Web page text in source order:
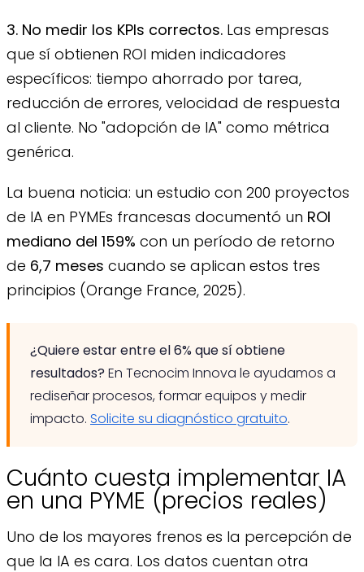
3. No medir los KPIs correctos. Las empresas
que sí obtienen ROI miden indicadores
específicos: tiempo ahorrado por tarea,
reducción de errores, velocidad de respuesta
al cliente. No "adopción de IA" como métrica
genérica.
La buena noticia: un estudio con 200 proyectos
de IA en PYMEs francesas documentó un ROI
mediano del 159% con un período de retorno
de 6,7 meses cuando se aplican estos tres
principios (Orange France, 2025).
¿Quiere estar entre el 6% que sí obtiene
resultados? En Tecnocim Innova le ayudamos a
rediseñar procesos, formar equipos y medir
impacto. Solicite su diagnóstico gratuito.
Cuánto cuesta implementar IA
en una PYME (precios reales)
Uno de los mayores frenos es la percepción de
que la IA es cara. Los datos cuentan otra